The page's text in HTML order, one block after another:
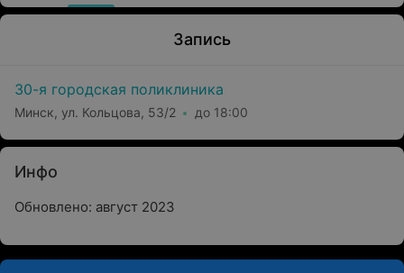
Запись
30-я городская поликлиника
Минск, ул. Кольцова, 53/2 до 18:00
Инфо
Обновлено: август 2023